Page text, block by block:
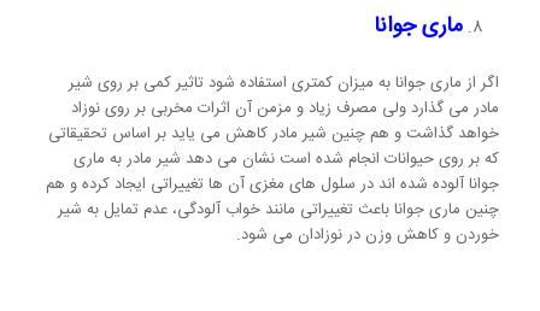
ماری جوانا
اگر از ماری جوانا به میزان کمتری استفاده شود تاثیر کمی بر روی شیر
مادر می گذارد ولی مصرف زیاد و مزمن آن اثرات مخربی بر روی نوزاد
خواهد گذاشت و هم چنین شیر مادر کاهش می یاید بر اساس تحقیقاتی
که بر روی حیوانات انجام شده است نشان می دهد شیر مادر به ماری
جوانا آلوده شده اند در سلول های مغزی آن ها تغییراتی ایجاد کرده و هم
چنین ماری جوانا باعث تغییراتی مانند خواب آلودگی، عدم تمایل به شیر
خوردن و کاهش وزن در نوزادان می شود.